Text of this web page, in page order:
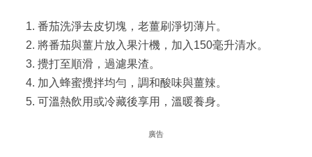
番茄洗淨去皮切塊，老薑刷淨切薄片。
將番茄與薑片放入果汁機，加入150毫升清水。
攪打至順滑，過濾果渣。
加入蜂蜜攪拌均勻，調和酸味與薑辣。
可溫熱飲用或冷藏後享用，溫暖養身。
廣告